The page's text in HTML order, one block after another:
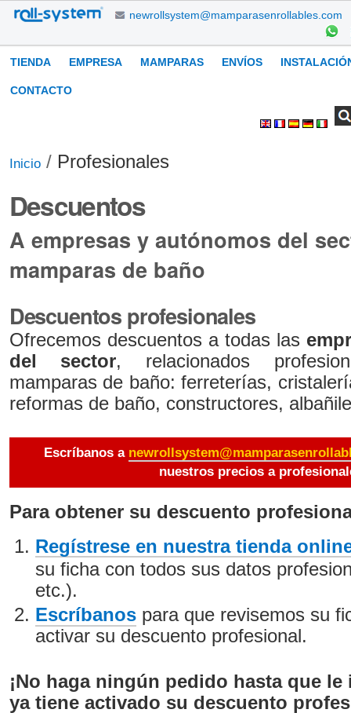
Cambiar
contenido.
Saltar
newrollsystem@mamparasenrollables.com
Navegación
TIENDA EMPRESA MAMPARAS ENVÍOS
CONTACTO
Inicio / Profesionales
Descuentos
A empresas y autónomos del
mamparas de baño
Descuentos profesionales
Ofrecemos descuentos a todas las
del sector, relacionados
mamparas de baño: ferreterías,
reformas de baño, constructores,
Escríbanos a
nuestros precios a
Para obtener su descuento
Regístrese en nuestra tienda
su ficha con todos sus datos
etc.).
Escríbanos para que revisemos su
activar su descuento profesional.
¡No haga ningún pedido hasta que
ya tiene activado su descuento